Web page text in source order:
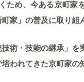
め、今ある京町家
家」の普及に取り組
術・技能の継承」を
われてきた京町家の